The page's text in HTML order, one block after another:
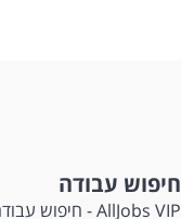
חיפוש עבודה
AllJobs VIP - חיפוש עבודה בקלות